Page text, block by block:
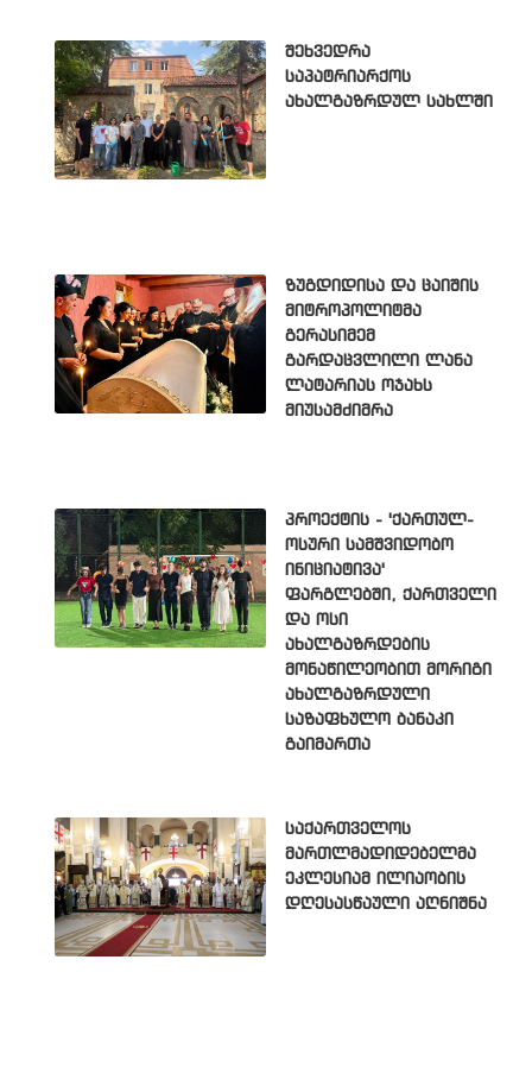
შეხვედრა
საპატრიარქოს
ახალგაზრდულ სახლში
ზუგდიდისა და ცაიშის
მიტროპოლიტმა
გერასიმემ
გარდაცვლილი ლანა
ლატარიას ოჯახს
მიუსამძიმრა
პროექტის - 'ქართულ-
ოსური სამშვიდობო
ინიციატივა'
ფარგლებში, ქართველი
და ოსი
ახალგაზრდების
მონაწილეობით მორიგი
ახალგაზრდული
საზაფხულო ბანაკი
გაიმართა
საქართველოს
მართლმადიდებელმა
ეკლესიამ ილიაობის
დღესასწაული აღნიშნა